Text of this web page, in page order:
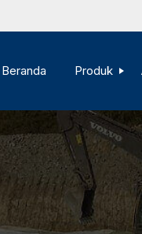
Beranda Produk